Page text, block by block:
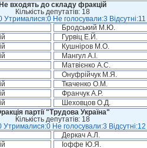
Не входять до складу фракцій
Кількість депутатів: 18
Не голосували:3 Відсутні:11
Бродський М.Ю.
Гурвіц Е.Й.
Кушніров М.О.
Мангул А.І.
Матвієнко А.С.
Онуфрійчук М.Я.
Ткаченко О.М.
Франчук А.Р.
Шеховцов О.Д.
партії "Трудова Україна"
Кількість депутатів: 18
Не голосували:3 Відсутні:12
Деркач А.Л.
Іоффе Ю.Я.